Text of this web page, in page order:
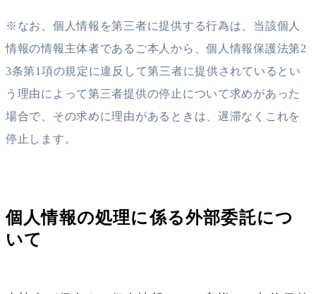
※なお、個人情報を第三者に提供する行為は、当該個人
情報の情報主体者であるご本人から、個人情報保護法第2
3条第1項の規定に違反して第三者に提供されているとい
う理由によって第三者提供の停止について求めがあった
場合で、その求めに理由があるときは、遅滞なくこれを
停止します。
個人情報の処理に係る外部委託につ
いて